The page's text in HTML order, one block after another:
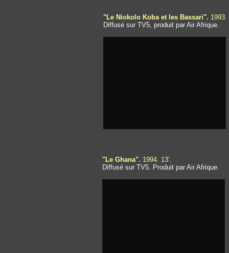
"Le Niokolo Koba et les Bassari". 1993.
Diffusé sur TV5, produit par Air Afrique.
"Le Ghana". 1994. 13'.
Diffusé sur TV5. Produit par Air Afrique.